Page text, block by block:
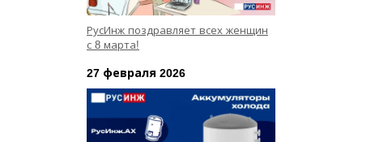
РусИнж поздравляет всех женщин
с 8 марта!
27 февраля 2026